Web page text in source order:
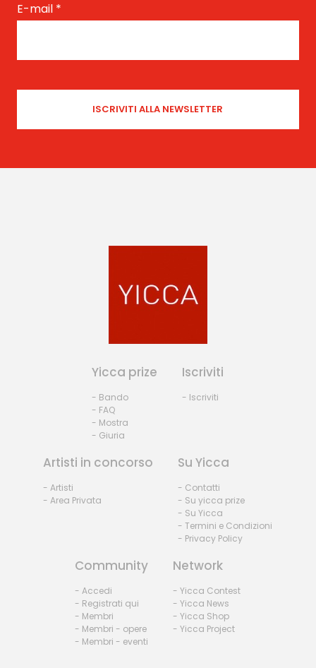
E-mail *
Yicca prize
- Bando
- FAQ
- Mostra
- Giuria
Iscriviti
- Iscriviti
Artisti in concorso
- Artisti
- Area Privata
Su Yicca
- Contatti
- Su yicca prize
- Su Yicca
- Termini e Condizioni
- Privacy Policy
Community
- Accedi
- Registrati qui
- Membri
- Membri - opere
- Membri - eventi
Network
- Yicca Contest
- Yicca News
- Yicca Shop
- Yicca Project